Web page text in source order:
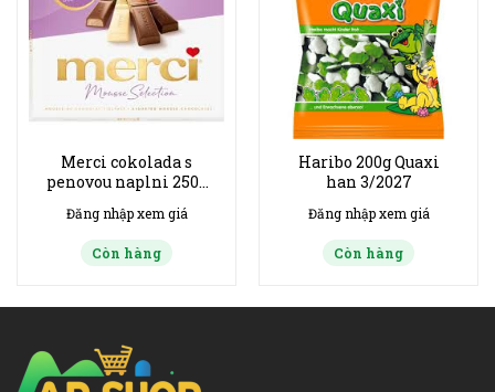
Merci cokolada s
penovou naplni 250g
Đăng nhập xem giá
Còn hàng
Haribo 200g Quaxi
han 3/2027
Đăng nhập xem giá
Còn hàng